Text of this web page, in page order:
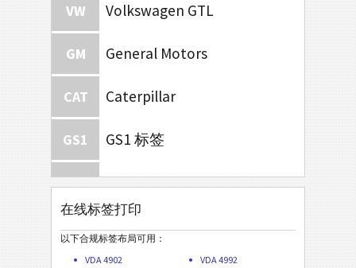
VW
Volkswagen GTL
GM General Motors
CAT Caterpillar
GS1 GS1 标签
O Odette
G Galia
在线标签打印
以下合规标签布局可用：
VDA 4902
VDA 4992